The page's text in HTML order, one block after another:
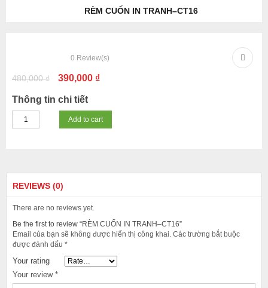
RÈM CUỐN IN TRANH–CT16
0 Review(s)
480,000₫ 390,000 ₫
Thông tin chi tiết
Add to cart
REVIEWS (0)
There are no reviews yet.
Be the first to review “RÈM CUỐN IN TRANH–CT16”
Email của bạn sẽ không được hiển thị công khai. Các trường bắt buộc
được đánh dấu *
Your rating
Your review *